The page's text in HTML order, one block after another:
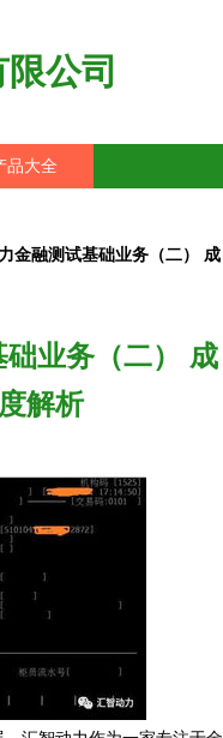
公司
品大全
金融测试基础业务（二） 成
业务（二） 成
解析